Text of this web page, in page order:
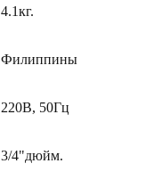
4.1кг.
Филиппины
220В, 50Гц
3/4"дюйм.